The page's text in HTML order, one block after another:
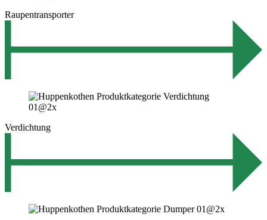
Raupentransporter
Verdichtung